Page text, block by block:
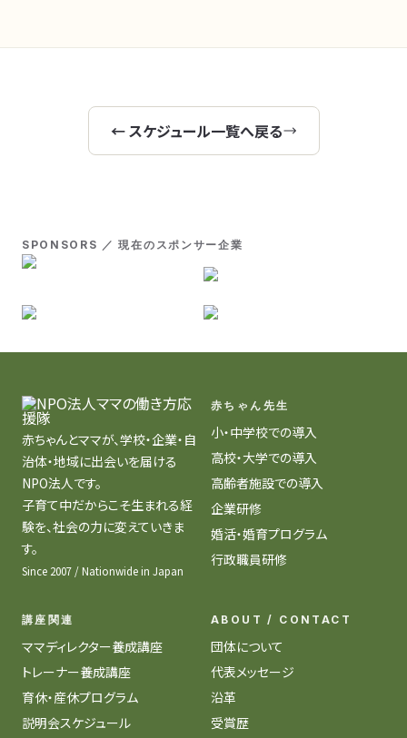
← スケジュール一覧へ戻る
SPONSORS ／ 現在のスポンサー企業
赤ちゃんとママが、学校・企業・自
治体・地域に出会いを届ける
NPO法人です。
子育て中だからこそ生まれる経
験を、社会の力に変えていきま
す。
Since 2007 / Nationwide in Japan
赤ちゃん先生
小・中学校での導入
高校・大学での導入
高齢者施設での導入
企業研修
婚活・婚育プログラム
行政職員研修
講座関連
ママディレクター養成講座
トレーナー養成講座
育休・産休プログラム
説明会スケジュール
ABOUT / CONTACT
団体について
代表メッセージ
沿革
受賞歴